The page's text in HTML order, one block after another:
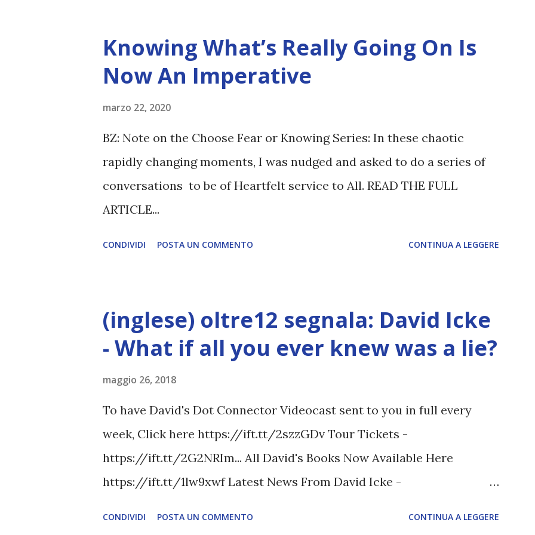
Knowing What’s Really Going On Is
Now An Imperative
marzo 22, 2020
BZ: Note on the Choose Fear or Knowing Series: In these chaotic
rapidly changing moments, I was nudged and asked to do a series of
conversations to be of Heartfelt service to All. READ THE FULL
ARTICLE...
CONDIVIDI POSTA UN COMMENTO CONTINUA A LEGGERE
(inglese) oltre12 segnala: David Icke
- What if all you ever knew was a lie?
maggio 26, 2018
To have David's Dot Connector Videocast sent to you in full every
week, Click here https://ift.tt/2szzGDv Tour Tickets -
https://ift.tt/2G2NRIm... All David's Books Now Available Here
https://ift.tt/1lw9xwf Latest News From David Icke -
CONDIVIDI POSTA UN COMMENTO CONTINUA A LEGGERE